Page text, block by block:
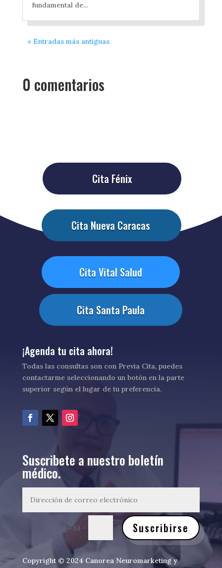
fundamental de...
« Entradas más antiguas
0 comentarios
Cita Fénix
Cita Nueva Caracas
Cita Vital Salud
Cita Santa Paula
¡Agenda tu cita ahora!
Todas las consultas son con Previa Cita, puedes
contactarme seleccionando un botón en la parte
superior según el lugar de tu preferencia.
Suscribete a nuestro boletín
médico.
4 + 14 = Suscribirse
Copyright © 2024 Canorea Neuromarketing y